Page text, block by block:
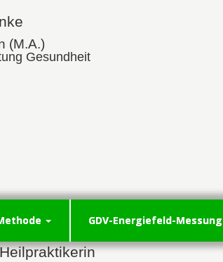
(M.A.)
Gesundheit
GDV-Energiefeld-